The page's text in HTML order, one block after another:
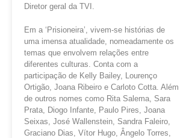
Diretor geral da TVI.
Em a ‘Prisioneira’, vivem-se histórias de
uma imensa atualidade, nomeadamente os
temas que envolvem relações entre
diferentes culturas. Conta com a
participação de Kelly Bailey, Lourenço
Ortigão, Joana Ribeiro e Carloto Cotta. Além
de outros nomes como Rita Salema, Sara
Prata, Diogo Infante, Paulo Pires, Joana
Seixas, José Wallenstein, Sandra Faleiro,
Graciano Dias, Vítor Hugo, Ângelo Torres,